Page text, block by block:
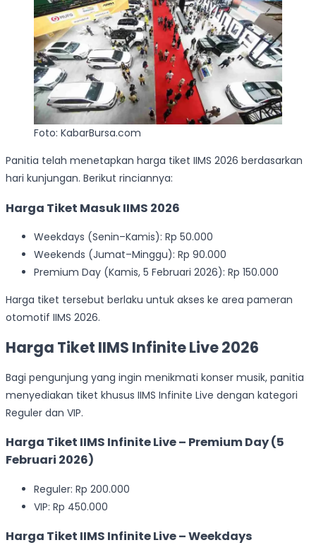
Foto: KabarBursa.com
Panitia telah menetapkan harga tiket IIMS 2026 berdasarkan
hari kunjungan. Berikut rinciannya:
Harga Tiket Masuk IIMS 2026
Weekdays (Senin–Kamis): Rp 50.000
Weekends (Jumat–Minggu): Rp 90.000
Premium Day (Kamis, 5 Februari 2026): Rp 150.000
Harga tiket tersebut berlaku untuk akses ke area pameran
otomotif IIMS 2026.
Harga Tiket IIMS Infinite Live 2026
Bagi pengunjung yang ingin menikmati konser musik, panitia
menyediakan tiket khusus IIMS Infinite Live dengan kategori
Reguler dan VIP.
Harga Tiket IIMS Infinite Live – Premium Day (5
Februari 2026)
Reguler: Rp 200.000
VIP: Rp 450.000
Harga Tiket IIMS Infinite Live – Weekdays